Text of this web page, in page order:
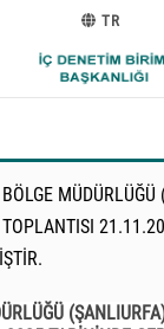
TR